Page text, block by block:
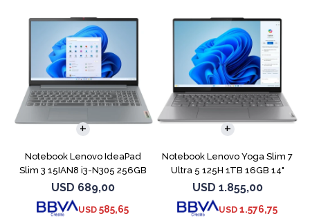
Notebook Lenovo IdeaPad
Slim 3 15IAN8 i3-N305 256GB
8GB 15.6
USD 689,00
USD 585,65
COMPARAR
Notebook Lenovo Yoga Slim 7
Ultra 5 125H 1TB 16GB 14"
Gray
USD 1.855,00
USD 1.576,75
COMPARAR